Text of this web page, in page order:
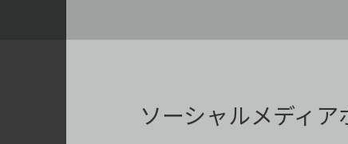
ソーシャルメディア